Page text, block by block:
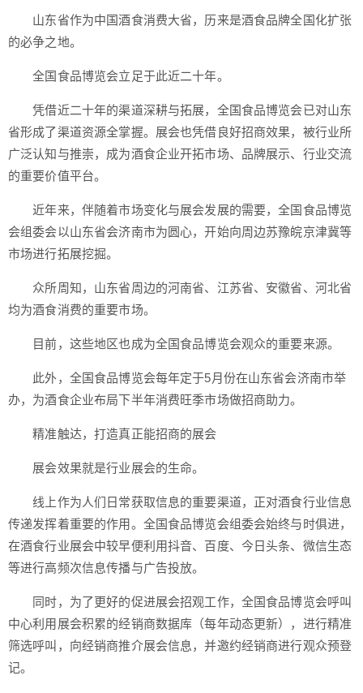
山东省作为中国酒食消费大省，历来是酒食品牌全国化扩张
的必争之地。
全国食品博览会立足于此近二十年。
凭借近二十年的渠道深耕与拓展，全国食品博览会已对山东
省形成了渠道资源全掌握。展会也凭借良好招商效果，被行业所
广泛认知与推崇，成为酒食企业开拓市场、品牌展示、行业交流
的重要价值平台。
近年来，伴随着市场变化与展会发展的需要，全国食品博览
会组委会以山东省会济南市为圆心，开始向周边苏豫皖京津冀等
市场进行拓展挖掘。
众所周知，山东省周边的河南省、江苏省、安徽省、河北省
均为酒食消费的重要市场。
目前，这些地区也成为全国食品博览会观众的重要来源。
此外，全国食品博览会每年定于5月份在山东省会济南市举
办，为酒食企业布局下半年消费旺季市场做招商助力。
精准触达，打造真正能招商的展会
展会效果就是行业展会的生命。
线上作为人们日常获取信息的重要渠道，正对酒食行业信息
传递发挥着重要的作用。全国食品博览会组委会始终与时俱进，
在酒食行业展会中较早便利用抖音、百度、今日头条、微信生态
等进行高频次信息传播与广告投放。
同时，为了更好的促进展会招观工作，全国食品博览会呼叫
中心利用展会积累的经销商数据库（每年动态更新），进行精准
筛选呼叫，向经销商推介展会信息，并邀约经销商进行观众预登
记。